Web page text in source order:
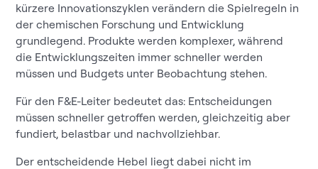
kürzere Innovationszyklen verändern die Spielregeln in
der chemischen Forschung und Entwicklung
grundlegend. Produkte werden komplexer, während
die Entwicklungszeiten immer schneller werden
müssen und Budgets unter Beobachtung stehen.
Für den F&E-Leiter bedeutet das: Entscheidungen
müssen schneller getroffen werden, gleichzeitig aber
fundiert, belastbar und nachvollziehbar.
Der entscheidende Hebel liegt dabei nicht im